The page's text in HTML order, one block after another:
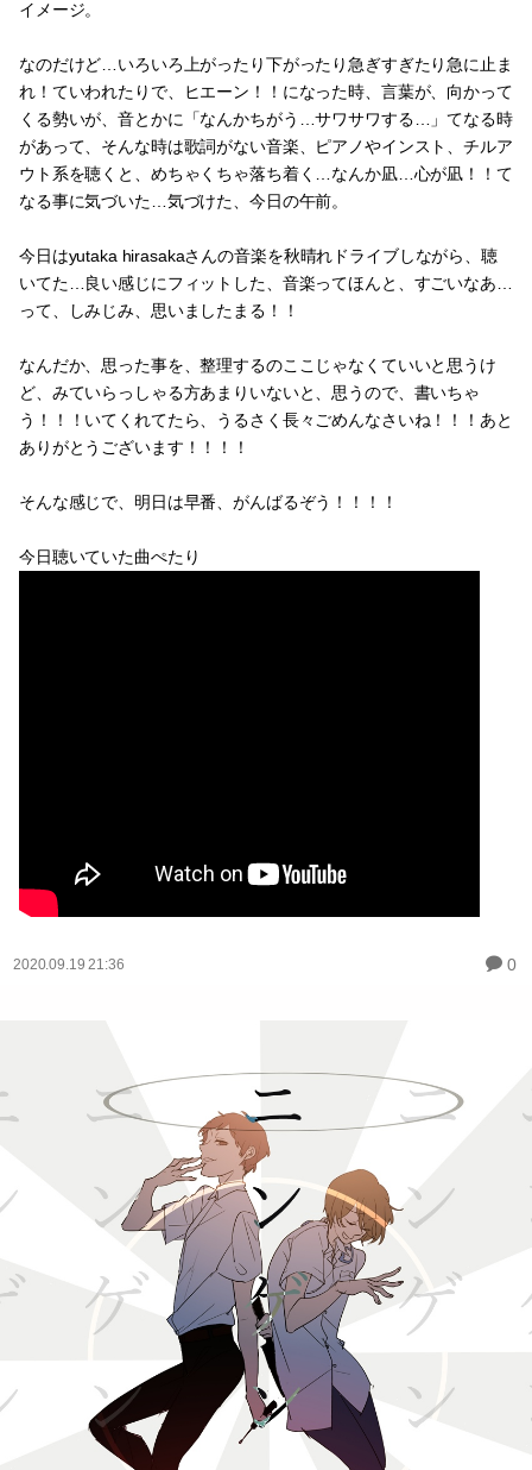
イメージ。
なのだけど…いろいろ上がったり下がったり急ぎすぎたり急に止ま
れ！ていわれたりで、ヒエーン！！になった時、言葉が、向かって
くる勢いが、音とかに「なんかちがう…サワサワする…」てなる時
があって、そんな時は歌詞がない音楽、ピアノやインスト、チルア
ウト系を聴くと、めちゃくちゃ落ち着く…なんか凪…心が凪！！て
なる事に気づいた…気づけた、今日の午前。
今日はyutaka hirasakaさんの音楽を秋晴れドライブしながら、聴
いてた…良い感じにフィットした、音楽ってほんと、すごいなあ…
って、しみじみ、思いましたまる！！
なんだか、思った事を、整理するのここじゃなくていいと思うけ
ど、みていらっしゃる方あまりいないと、思うので、書いちゃ
う！！！いてくれてたら、うるさく長々ごめんなさいね！！！あと
ありがとうございます！！！！
そんな感じで、明日は早番、がんばるぞう！！！！
今日聴いていた曲ぺたり
2020.09.19 21:36 0